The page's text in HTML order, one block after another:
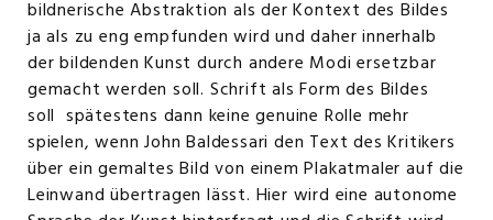
bildnerische Abstraktion als der Kontext des Bildes
ja als zu eng empfunden wird und daher innerhalb
der bildenden Kunst durch andere Modi ersetzbar
gemacht werden soll. Schrift als Form des Bildes
soll spätestens dann keine genuine Rolle mehr
spielen, wenn John Baldessari den Text des Kritikers
über ein gemaltes Bild von einem Plakatmaler auf die
Leinwand übertragen lässt. Hier wird eine autonome